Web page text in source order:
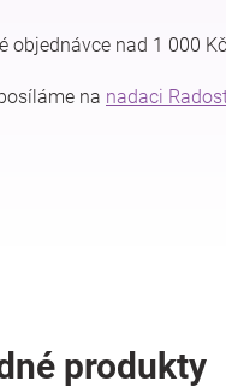
objednávce nad 1 000
na nadaci